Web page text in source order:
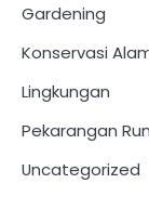
Gardening
Konservasi
Lingkungan
Pekarangan
Uncategorized